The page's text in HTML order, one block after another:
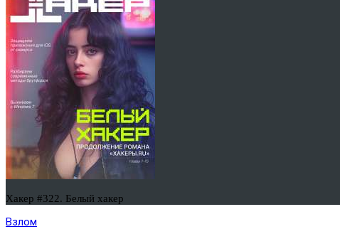
Хакер #322. Белый хакер
Взлом